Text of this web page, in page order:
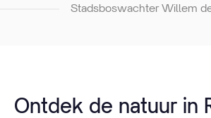
Stadsboswachter Willem
Ontdek de natuur in